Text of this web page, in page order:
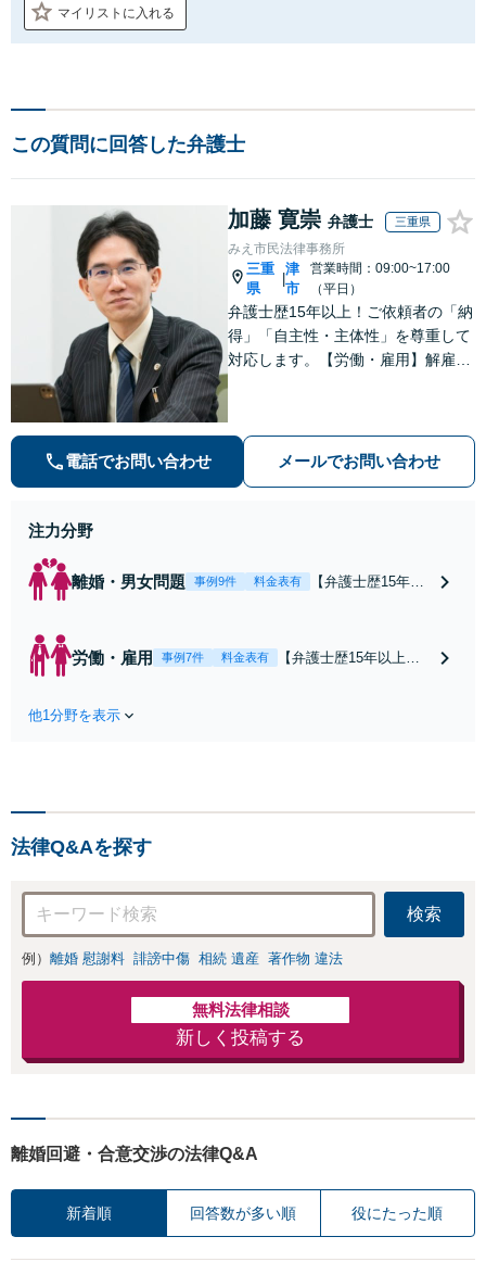
マイリストに入れる
この質問に回答した弁護士
加藤 寛崇 弁護士 三重県
みえ市民法律事務所
三重
県
|
津
市
営業時間：09:00~17:00
（平日）
弁護士歴15年以上！ご依頼者の「納
得」「自主性・主体性」を尊重して
対応します。【労働・雇用】解雇や
電話でお問い合わせ メールでお問い合わせ
注力分野
離婚・男女問題 事例9件 料金表有
【弁護士歴15年以
不倫による調停や
労働・雇用 事例7件 料金表有
【弁護士歴15年以上】
だける解決のためにご
他1分野を表示
法律Q&Aを探す
検索
例） 離婚 慰謝料 誹謗中傷 相続 遺産 著作物 違法
無料法律相談
新しく投稿する
離婚回避・合意交渉の法律Q&A
新着順 回答数が多い順 役にたった順